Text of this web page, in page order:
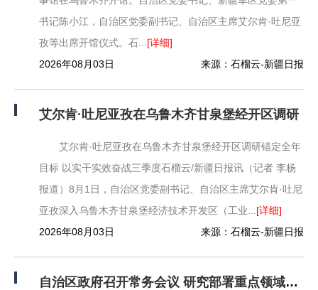
书记陈小江，自治区党委副书记、自治区主席艾尔肯·吐尼亚
孜等出席开馆仪式。石... [详细]
2026年08月03日
来源：石榴云-新疆日报
艾尔肯·吐尼亚孜在乌鲁木齐甘泉堡经开区调研
艾尔肯·吐尼亚孜在乌鲁木齐甘泉堡经开区调研锚定全年
目标 以实干实效奋战三季度石榴云/新疆日报讯（记者 李杨
报道）8月1日，自治区党委副书记、自治区主席艾尔肯·吐尼
亚孜深入乌鲁木齐甘泉堡经济技术开发区（工业... [详细]
2026年08月03日
来源：石榴云-新疆日报
自治区政府召开常务会议 研究部署重点领域安全生产“打非治违”工作等